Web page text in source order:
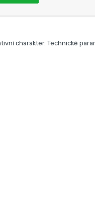
charakter. Technické